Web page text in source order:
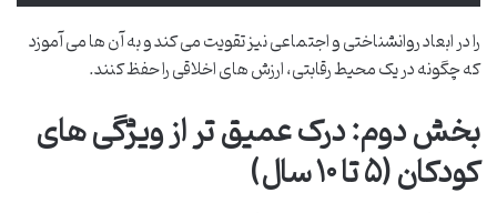
را در ابعاد روانشناختی و اجتماعی نیز تقویت می کند و به آن ها می آموزد
که چگونه در یک محیط رقابتی، ارزش های اخلاقی را حفظ کنند.
بخش دوم: درک عمیق تر از ویژگی های
کودکان (۵ تا ۱۰ سال)